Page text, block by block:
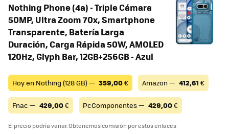
Nothing Phone (4a) - Triple Cámara
50MP, Ultra Zoom 70x, Smartphone
Transparente, Batería Larga
Duración, Carga Rápida 50W, AMOLED
120Hz, Glyph Bar, 12GB+256GB - Azul
Hoy en Nothing (128 GB) — 359,00€ Amazon — 412,61 €
Fnac — 429,00€ PcComponentes — 429,00€
El precio podría variar. Obtenemos comisión por estos enlaces